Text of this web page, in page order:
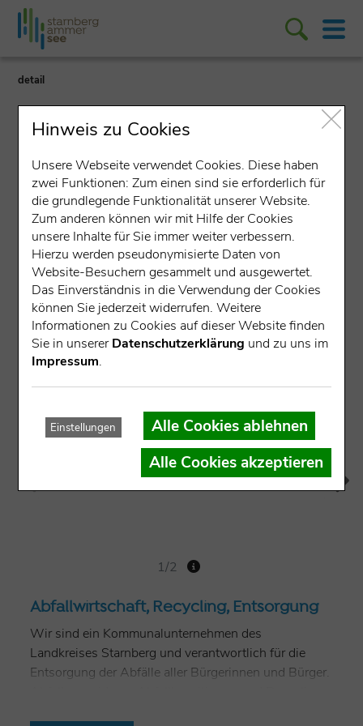
detail
Lokales Unternehmen
AWISTA Starnberg KU
Moosstraße 5, 82319 Starnberg
Ausbildung
1/2
Abfallwirtschaft, Recycling, Entsorgung
Wir sind ein Kommunalunternehmen des
Landkreises Starnberg und verantwortlich für die
Entsorgung der Abfälle aller Bürgerinnen und Bürger.
Hinweis zu Cookies
Unsere Webseite verwendet Cookies. Diese haben
zwei Funktionen: Zum einen sind sie erforderlich für
die grundlegende Funktionalität unserer Website.
Zum anderen können wir mit Hilfe der Cookies
unsere Inhalte für Sie immer weiter verbessern.
Hierzu werden pseudonymisierte Daten von
Website-Besuchern gesammelt und ausgewertet.
Das Einverständnis in die Verwendung der Cookies
können Sie jederzeit widerrufen. Weitere
Informationen zu Cookies auf dieser Website finden
Sie in unsererDatenschutzerklärung und zu uns im
Impressum.
Einstellungen
Alle Cookies ablehnen
Alle Cookies akzeptieren